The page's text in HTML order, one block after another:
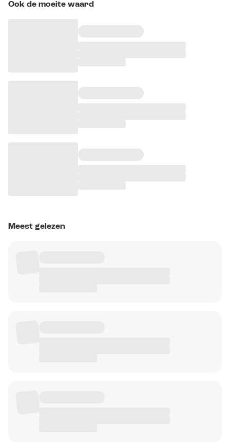
Ook de moeite waard
Meest gelezen